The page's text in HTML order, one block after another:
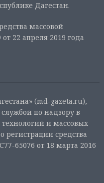
Дагестан.
массовой
22 апреля 2019 года
(md-gazeta.ru),
по надзору в
и массовых
регистрации средства
65076 от 18 марта 2016